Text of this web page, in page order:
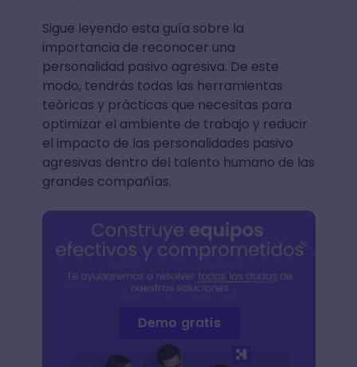
Sigue leyendo esta guía sobre la
importancia de reconocer una
personalidad pasivo agresiva. De este
modo, tendrás todas las herramientas
teóricas y prácticas que necesitas para
optimizar el ambiente de trabajo y reducir
el impacto de las personalidades pasivo
agresivas dentro del talento humano de las
grandes compañías.
Demo gratis